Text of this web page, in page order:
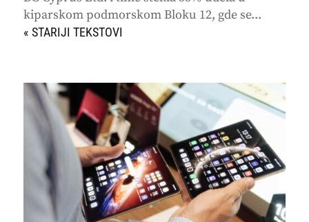
kiparskom podmorskom Bloku 12, gde se...
« STARIJI UNOSI